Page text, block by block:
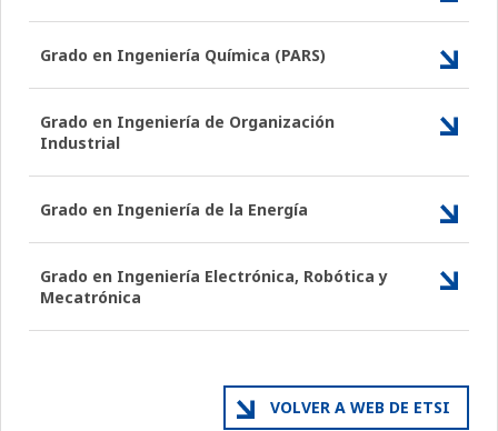
Grado en Ingeniería Química (PARS)
Grado en Ingeniería de Organización
Industrial
Grado en Ingeniería de la Energía
Grado en Ingeniería Electrónica, Robótica y
Mecatrónica
VOLVER A WEB DE ETSI